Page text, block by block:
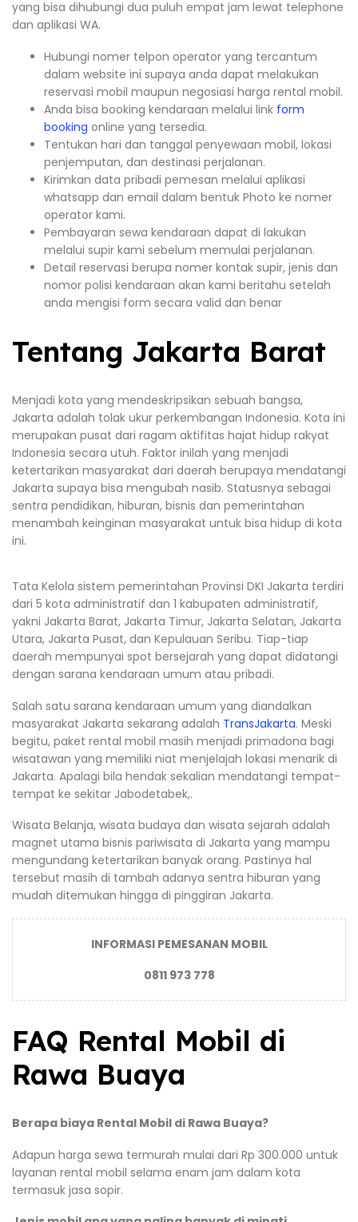
yang bisa dihubungi dua puluh empat jam lewat telephone
dan aplikasi WA.
Hubungi nomer telpon operator yang tercantum
dalam website ini supaya anda dapat melakukan
reservasi mobil maupun negosiasi harga rental mobil.
Anda bisa booking kendaraan melalui link form
booking online yang tersedia.
Tentukan hari dan tanggal penyewaan mobil, lokasi
penjemputan, dan destinasi perjalanan.
Kirimkan data pribadi pemesan melalui aplikasi
whatsapp dan email dalam bentuk Photo ke nomer
operator kami.
Pembayaran sewa kendaraan dapat di lakukan
melalui supir kami sebelum memulai perjalanan.
Detail reservasi berupa nomer kontak supir, jenis dan
nomor polisi kendaraan akan kami beritahu setelah
anda mengisi form secara valid dan benar
Tentang Jakarta Barat
Menjadi kota yang mendeskripsikan sebuah bangsa,
Jakarta adalah tolak ukur perkembangan Indonesia. Kota ini
merupakan pusat dari ragam aktifitas hajat hidup rakyat
Indonesia secara utuh. Faktor inilah yang menjadi
ketertarikan masyarakat dari daerah berupaya mendatangi
Jakarta supaya bisa mengubah nasib. Statusnya sebagai
sentra pendidikan, hiburan, bisnis dan pemerintahan
menambah keinginan masyarakat untuk bisa hidup di kota
ini.
Tata Kelola sistem pemerintahan Provinsi DKI Jakarta terdiri
dari 5 kota administratif dan 1 kabupaten administratif,
yakni Jakarta Barat, Jakarta Timur, Jakarta Selatan, Jakarta
Utara, Jakarta Pusat, dan Kepulauan Seribu. Tiap-tiap
daerah mempunyai spot bersejarah yang dapat didatangi
dengan sarana kendaraan umum atau pribadi.
Salah satu sarana kendaraan umum yang diandalkan
masyarakat Jakarta sekarang adalah TransJakarta. Meski
begitu, paket rental mobil masih menjadi primadona bagi
wisatawan yang memiliki niat menjelajah lokasi menarik di
Jakarta. Apalagi bila hendak sekalian mendatangi tempat-
tempat ke sekitar Jabodetabek,.
Wisata Belanja, wisata budaya dan wisata sejarah adalah
magnet utama bisnis pariwisata di Jakarta yang mampu
mengundang ketertarikan banyak orang. Pastinya hal
tersebut masih di tambah adanya sentra hiburan yang
mudah ditemukan hingga di pinggiran Jakarta.
INFORMASI PEMESANAN MOBIL
0811 973 778
FAQ Rental Mobil di
Rawa Buaya
Berapa biaya Rental Mobil di Rawa Buaya?
Adapun harga sewa termurah mulai dari Rp 300.000 untuk
layanan rental mobil selama enam jam dalam kota
termasuk jasa sopir.